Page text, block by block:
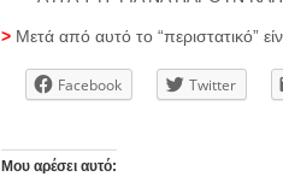
>Μετά από αυτό το “περιστατικό”
Facebook Twitter
Μου αρέσει αυτό: